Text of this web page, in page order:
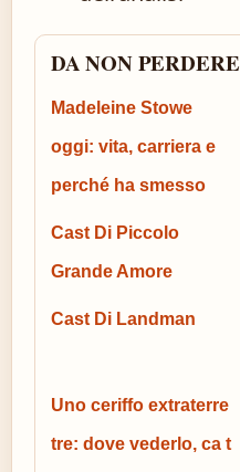
DA NON PERDERE
Madeleine Stowe
oggi: vita, carriera e
perché ha smesso
Cast Di Piccolo
Grande Amore
Cast Di Landman
Uno ceriffo extraterre
tre: dove vederlo, ca t